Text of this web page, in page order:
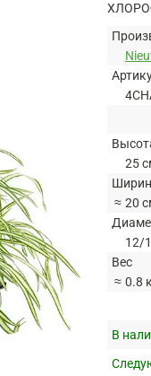
25
≈ 20
12/
Вес
≈ 0.8
В